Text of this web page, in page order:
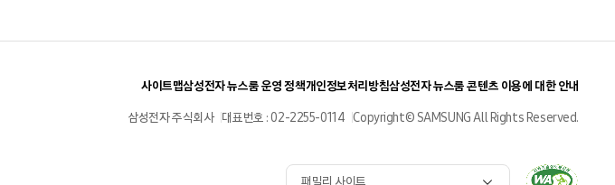
사이트맵삼성전자 뉴스룸 운영 정책개인정보처리방침삼성전자 뉴스룸 콘텐츠 이용에 대한 안내
삼성전자 주식회사 대표번호 : 02-2255-0114 Copyright© SAMSUNG All Rights Reserved.